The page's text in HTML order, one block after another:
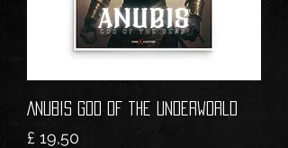
ANUBIS God of the Underworld
Prijs
£ 19,50